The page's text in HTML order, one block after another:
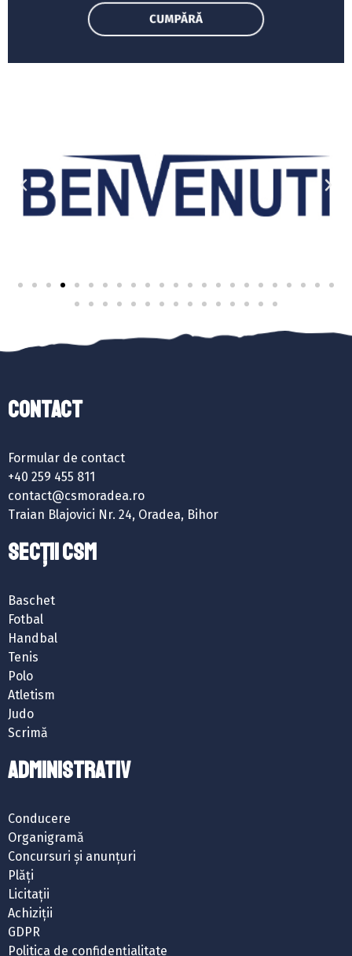
Contact
Formular de contact
+40 259 455 811
contact@csmoradea.ro
Traian Blajovici Nr. 24, Oradea, Bihor
SECȚII CSM
Baschet
Fotbal
Handbal
Tenis
Polo
Atletism
Judo
Scrimă
ADMINISTRATIV
Conducere
Organigramă
Concursuri și anunțuri
Plăți
Licitații
Achiziții
GDPR
Politica de confidențialitate